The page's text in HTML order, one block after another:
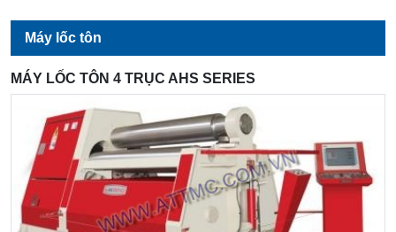
Máy lốc tôn
MÁY LỐC TÔN 4 TRỤC AHS SERIES